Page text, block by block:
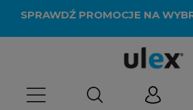
SPRAWDŹ PROMOCJE NA